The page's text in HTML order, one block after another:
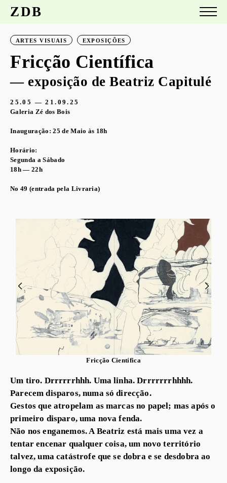
ZDB
ARTES VISUAIS EXPOSIÇÕES
Fricção Científica
— exposição de Beatriz Capitulé
25.05 — 21.09.25
Galeria Zé dos Bois
Inauguração: 25 de Maio às 18h
Horário:
Segunda a Sábado
18h — 22h
No 49 (entrada pela Livraria)
Fricção Científica
Um tiro. Drrrrrrhhh. Uma linha. Drrrrrrrhhhh.
Parecem disparos, numa só direcção.
Gestos que atropelam as marcas no papel; mas após o
primeiro disparo, uma nova fenda.
Não nos enganemos. A Beatriz está mais uma vez a
tentar encenar qualquer coisa, um novo território
talvez, uma catástrofe que se dobra e se desdobra ao
longo da exposição.